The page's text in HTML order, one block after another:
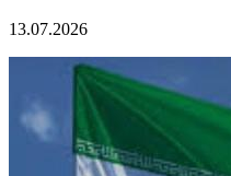
13.07.2026